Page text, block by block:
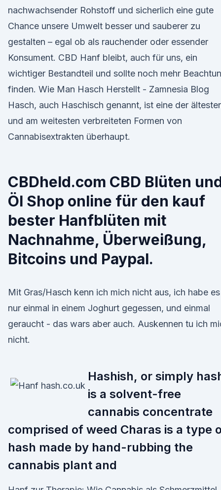
nachwachsender Rohstoff und sicherlich eine gute
Chance unsere Umwelt besser und sauberer zu
gestalten – egal ob als rauchender oder essender
Konsument. CBD Hanf bleibt, auch für uns, ein
wichtiger Bestandteil und sollte noch mehr
finden. Wie Man Hasch Herstellt - Zamnesia Blog
Hasch, auch Haschisch genannt, ist eine der
und am weitesten verbreiteten Formen von
Cannabisextrakten überhaupt.
CBDheld.com CBD Blüten
Öl Shop online für den kauf
bester Hanfblüten mit
Nachnahme, Überweißung,
Bitcoins und Paypal.
Mit Gras/Hasch kenn ich mich nicht aus, ich habe es
nur einmal in einem Joghurt gegessen, und einmal
geraucht - das wars aber auch. Auskennen tu ich
nicht.
Hashish, or simply
is a solvent-free
cannabis concentrate
comprised of weed Charas is a type
hash made by hand-rubbing the
cannabis plant and